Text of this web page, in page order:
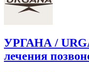
УРГАНА /
лечения